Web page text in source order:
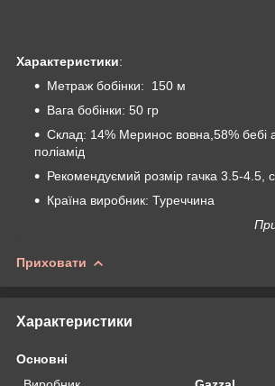
Характеристики:
Метраж бобінки: 150 м
Вага бобінки: 50 гр
Склад: 14% Меринос вовна,58% бебі
поліамід
Рекомендуємий розмір гачка 3.5-4.5,
Країна виробник: Туреччина
Приховати
Характеристики
Основні